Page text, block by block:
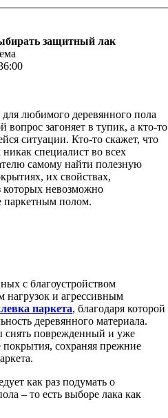
защитный лак
любимого деревянного пола
загоняет в тупик, а кто-то
ситуации. Кто-то скажет, что
никак специалист во всех
самому найти полезную
их свойствах,
которых невозможно
паркетным полом.
с благоустройством
нагрузок и агрессивным
паркета, благодаря которой
деревянного материала.
снять поврежденный и уже
сохраняя прежние
как раз подумать о
– то есть выборе лака как